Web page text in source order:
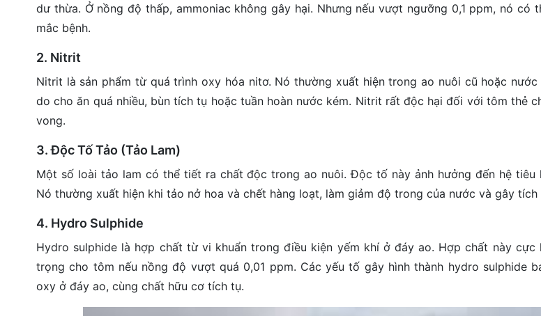
dư thừa. Ở nồng độ thấp, ammoniac không gây hại. Nhưng nếu vượt ngưỡng 0,1 ppm, nó có
mắc bệnh.
2. Nitrit
Nitrit là sản phẩm từ quá trình oxy hóa nitơ. Nó thường xuất hiện trong ao nuôi cũ hoặc
do cho ăn quá nhiều, bùn tích tụ hoặc tuần hoàn nước kém. Nitrit rất độc hại đối với tôm thẻ
vong.
3. Độc Tố Tảo (Tảo Lam)
Một số loài tảo lam có thể tiết ra chất độc trong ao nuôi. Độc tố này ảnh hưởng đến hệ tiêu
Nó thường xuất hiện khi tảo nở hoa và chết hàng loạt, làm giảm độ trong của nước và gây
4. Hydro Sulphide
Hydro sulphide là hợp chất từ vi khuẩn trong điều kiện yếm khí ở đáy ao. Hợp chất này cực
trọng cho tôm nếu nồng độ vượt quá 0,01 ppm. Các yếu tố gây hình thành hydro sulphide
oxy ở đáy ao, cùng chất hữu cơ tích tụ.